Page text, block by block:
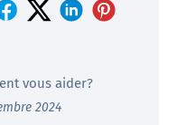
vous aider?
2024